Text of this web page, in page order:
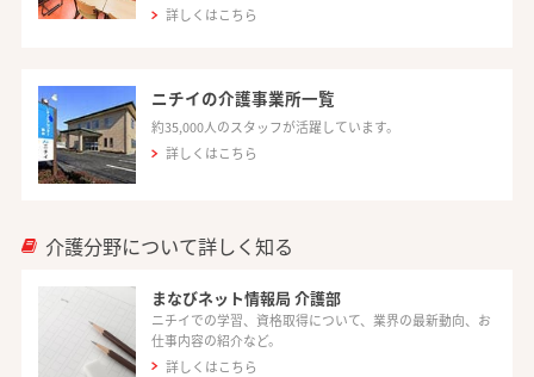
詳しくはこちら
ニチイの介護事業所一覧
約35,000人のスタッフが活躍しています。
詳しくはこちら
介護分野について詳しく知る
まなびネット情報局 介護部
ニチイでの学習、資格取得について、業界の最新動向、お
仕事内容の紹介など。
詳しくはこちら